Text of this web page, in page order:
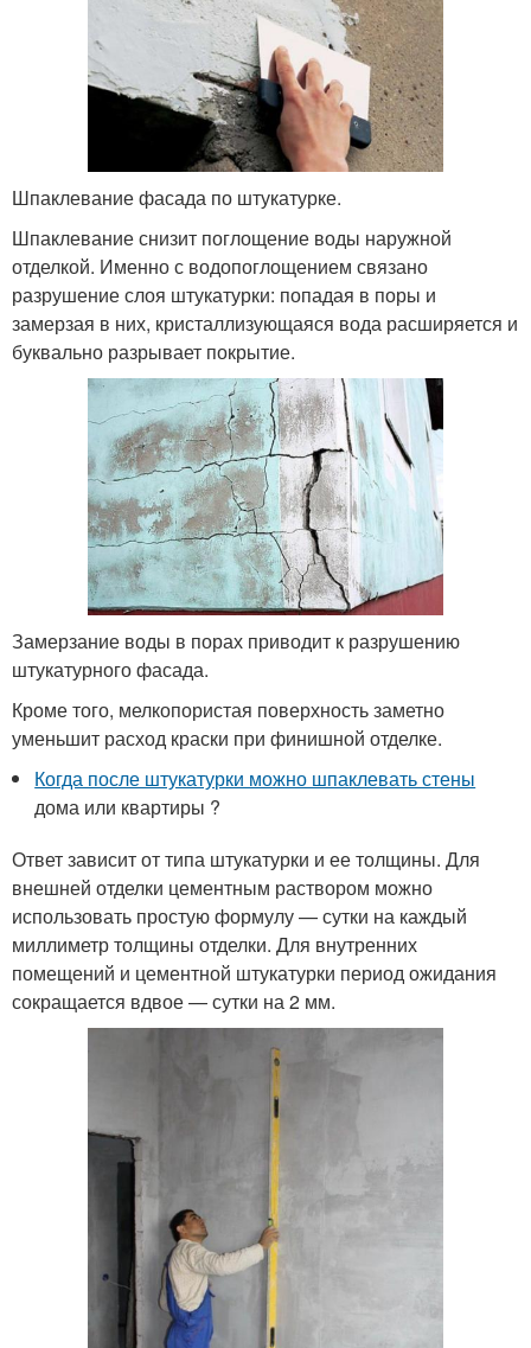
Шпаклевание фасада по штукатурке.
Шпаклевание снизит поглощение воды наружной
отделкой. Именно с водопоглощением связано
разрушение слоя штукатурки: попадая в поры и
замерзая в них, кристаллизующаяся вода расширяется и
буквально разрывает покрытие.
Замерзание воды в порах приводит к разрушению
штукатурного фасада.
Кроме того, мелкопористая поверхность заметно
уменьшит расход краски при финишной отделке.
Когда после штукатурки можно шпаклевать стены
дома или квартиры ?
Ответ зависит от типа штукатурки и ее толщины. Для
внешней отделки цементным раствором можно
использовать простую формулу — сутки на каждый
миллиметр толщины отделки. Для внутренних
помещений и цементной штукатурки период ожидания
сокращается вдвое — сутки на 2 мм.